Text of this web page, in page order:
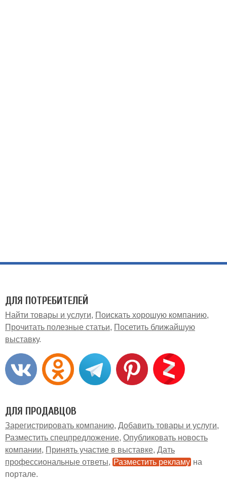
ДЛЯ ПОТРЕБИТЕЛЕЙ
Найти товары и услуги
Поискать хорошую компанию
Прочитать полезные статьи
Посетить ближайшую
выставку
ДЛЯ ПРОДАВЦОВ
Зарегистрировать компанию Добавить товары и услуги
Разместить спецпредложение Опубликовать новость
компании
Принять участие в выставке Дать
профессиональные ответы
Разместить рекламу на
портале